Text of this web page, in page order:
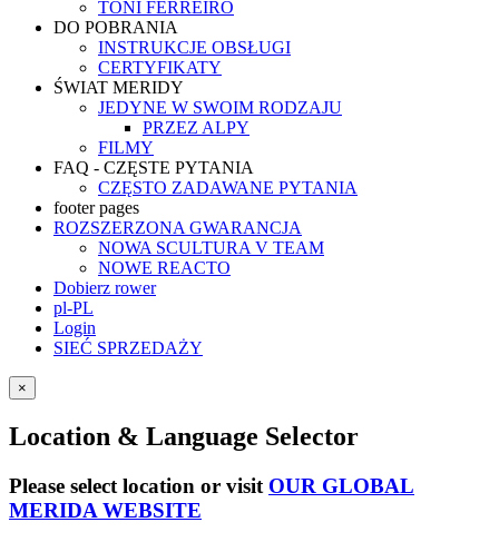
TONI FERREIRO
DO POBRANIA
INSTRUKCJE OBSŁUGI
CERTYFIKATY
ŚWIAT MERIDY
JEDYNE W SWOIM RODZAJU
PRZEZ ALPY
FILMY
FAQ - CZĘSTE PYTANIA
CZĘSTO ZADAWANE PYTANIA
footer pages
ROZSZERZONA GWARANCJA
NOWA SCULTURA V TEAM
NOWE REACTO
Dobierz rower
pl-PL
Login
SIEĆ SPRZEDAŻY
×
Location & Language Selector
Please select location or visit OUR GLOBAL
MERIDA WEBSITE